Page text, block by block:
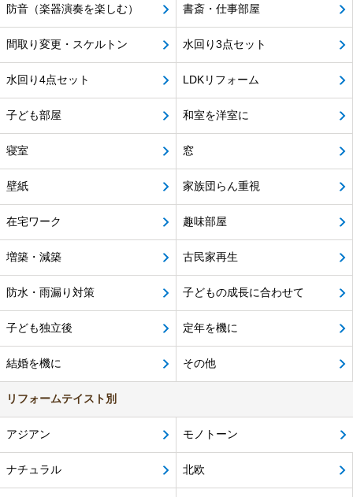
防音（楽器演奏を楽しむ） 書斎・仕事部屋
間取り変更・スケルトン 水回り3点セット
水回り4点セット LDKリフォーム
子ども部屋 和室を洋室に
寝室 窓
壁紙 家族団らん重視
在宅ワーク 趣味部屋
増築・減築 古民家再生
防水・雨漏り対策 子どもの成長に合わせて
子ども独立後 定年を機に
結婚を機に その他
リフォームテイスト別
アジアン モノトーン
ナチュラル 北欧